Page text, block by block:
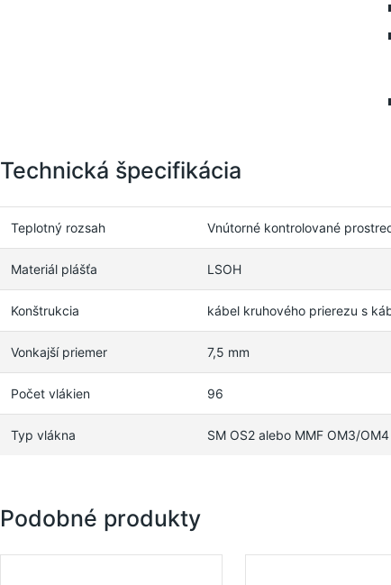
Technická špecifikácia
Teplotný rozsah Vnútorné kontrolované
Materiál plášťa LSOH
Konštrukcia kábel kruhového prierezu s
Vonkajší priemer 7,5 mm
Počet vlákien 96
Typ vlákna SM OS2 alebo MMF OM3/OM4
Podobné produkty